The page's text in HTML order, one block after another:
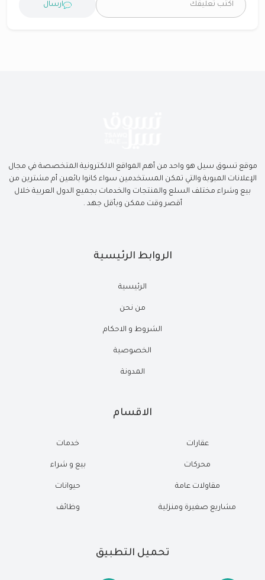
ارسال
موقع تسوق سيل هو واحد من أهم المواقع الالكترونية المتخصصة في مجال
الإعلانات المبوبة والتي تمكن المستخدمين سواء كانوا بائعين أم مشترين من
بيع وشراء مختلف السلع والمنتجات والخدمات بجميع الدول العربية خلال
أقصر وقت ممكن وبأقل جهد .
الروابط الرئيسية
الرئيسية
من نحن
الشروط و الاحكام
الخصوصية
المدونة
الاقسام
عقارات
محركات
مقاولات عامة
مشاريع صغيرة ومنزلية
خدمات
بيع و شراء
حيوانات
وظائف
تحميل التطبيق